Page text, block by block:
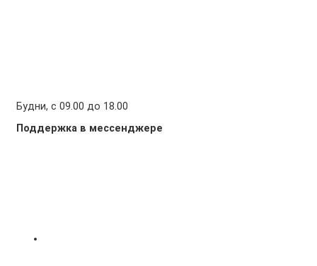
Будни, с 09.00 до 18.00
Поддержка в мессенджере